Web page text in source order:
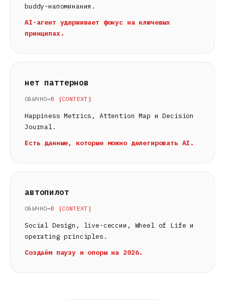
buddy-напоминания.
AI-агент удерживает фокус на ключевых
принципах.
нет паттернов
ОБЫЧНО→В {CONTEXT}
Happiness Metrics, Attention Map и Decision
Journal.
Есть данные, которые можно делегировать AI.
автопилот
ОБЫЧНО→В {CONTEXT}
Social Design, live-сессии, Wheel of Life и
operating principles.
Создаём паузу и опоры на 2026.